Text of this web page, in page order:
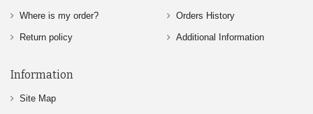
Where is my order?
Return policy
Orders History
Additional Information
Information
Site Map